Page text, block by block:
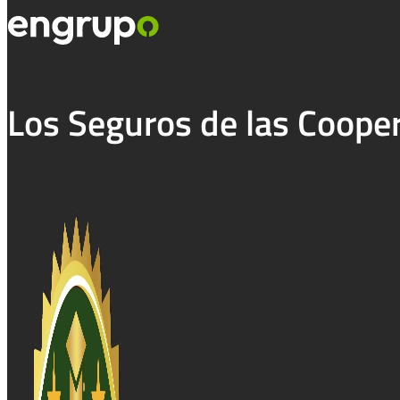
Los Seguros de las